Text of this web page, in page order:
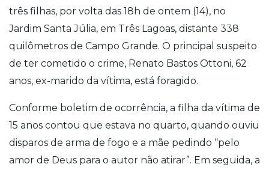
três filhas, por volta das 18h de ontem (14), no
Jardim Santa Júlia, em Três Lagoas, distante 338
quilômetros de Campo Grande. O principal suspeito
de ter cometido o crime, Renato Bastos Ottoni, 62
anos, ex-marido da vítima, está foragido.
Conforme boletim de ocorrência, a filha da vítima de
15 anos contou que estava no quarto, quando ouviu
disparos de arma de fogo e a mãe pedindo “pelo
amor de Deus para o autor não atirar”. Em seguida, a